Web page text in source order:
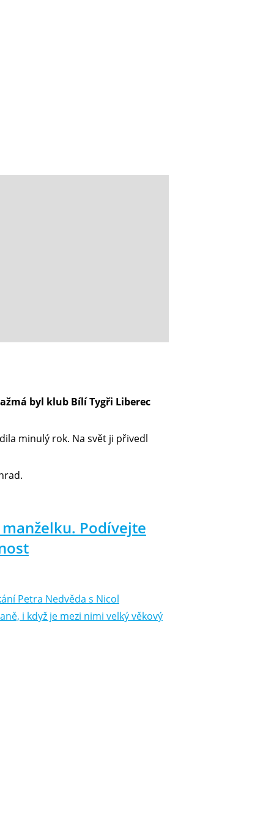
byl klub Bílí Tygři Liberec
minulý rok. Na svět ji přivedl
Podívejte
Petra Nedvěda s Nicol
i když je mezi nimi velký věkový